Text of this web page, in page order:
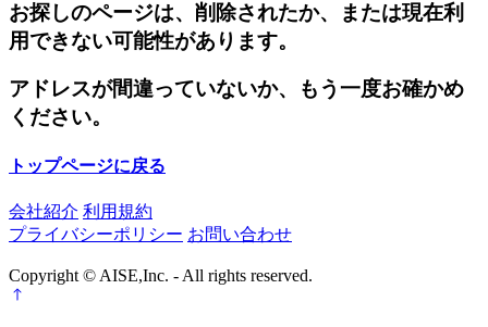
お探しのページは、削除されたか、または現在利
用できない可能性があります。
アドレスが間違っていないか、もう一度お確かめ
ください。
トップページに戻る
会社紹介 利用規約
プライバシーポリシー お問い合わせ
Copyright © AISE,Inc. - All rights reserved.